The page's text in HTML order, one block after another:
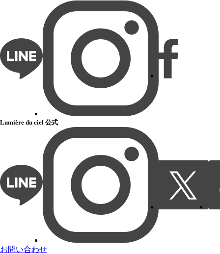
Lumière du ciel 公式
お問い合わせ